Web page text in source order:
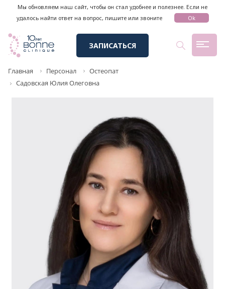
Мы обновляем наш сайт, чтобы он стал удобнее и полезнее. Если не
удалось найти ответ на вопрос, пишите или звоните
Ok
ЗАПИСАТЬСЯ
Главная Персонал
Остеопат
Садовская Юлия Олеговна